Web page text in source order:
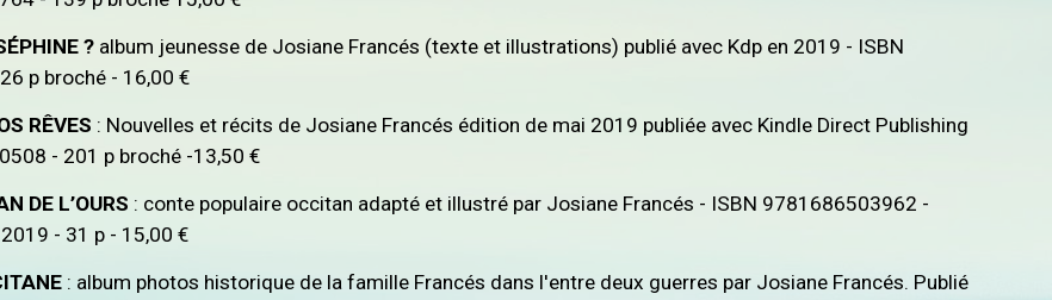
? album jeunesse de Josiane Francés (texte et illustrations) publié avec Kdp en 2019 - ISBN
p broché - 16,00 €
RÊVES : Nouvelles et récits de Josiane Francés édition de mai 2019 publiée avec Kindle Direct Publishing
- 201 p broché -13,50 €
DE L’OURS : conte populaire occitan adapté et illustré par Josiane Francés - ISBN 9781686503962 -
- 31 p - 15,00 €
: album photos historique de la famille Francés dans l'entre deux guerres par Josiane Francés. Publié